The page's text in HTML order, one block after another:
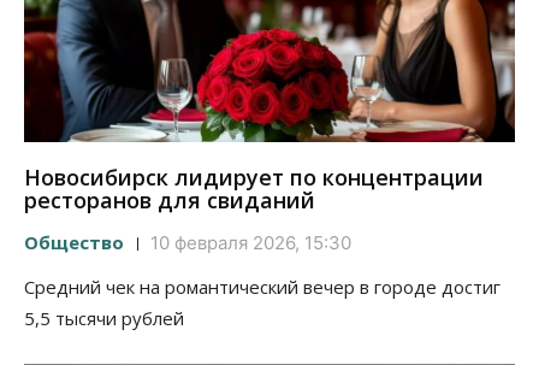
Новосибирск лидирует по концентрации
ресторанов для свиданий
Общество 10 февраля 2026, 15:30
Средний чек на романтический вечер в городе достиг
5,5 тысячи рублей